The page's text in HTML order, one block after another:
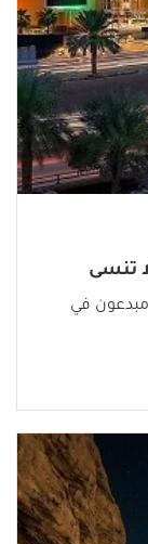
تنسى
في